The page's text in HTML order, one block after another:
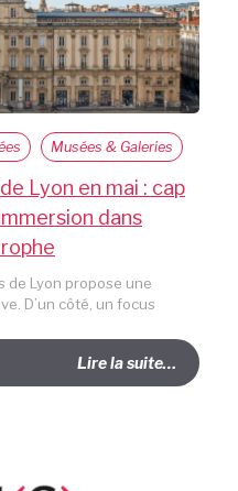
Musées & Galeries
Lyon en mai : cap
dans
de Lyon propose une
D’un côté, un focus
Lire la suite…